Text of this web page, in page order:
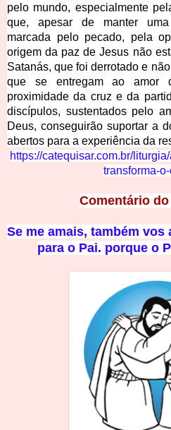
pelo mundo, especialmente
que, apesar de manter
marcada pelo pecado, pela
origem da paz de Jesus não
Satanás, que foi derrotado e
que se entregam ao amor
proximidade da cruz e da
discípulos, sustentados pelo
Deus, conseguirão suportar a
abertos para a experiência da
https://catequisar.com.br/
transforma-
Comentário
Se me amais, também vos
para o Pai. porque o